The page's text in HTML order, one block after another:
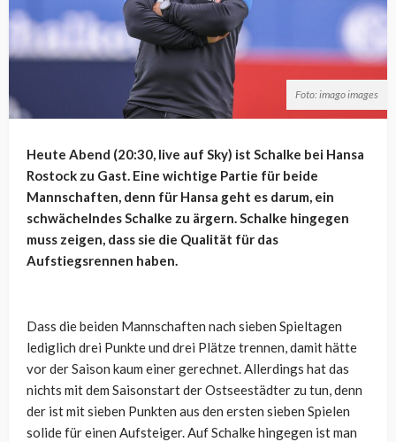
Foto: imago images
Heute Abend (20:30, live auf Sky) ist Schalke bei Hansa
Rostock zu Gast. Eine wichtige Partie für beide
Mannschaften, denn für Hansa geht es darum, ein
schwächelndes Schalke zu ärgern. Schalke hingegen
muss zeigen, dass sie die Qualität für das
Aufstiegsrennen haben.
Dass die beiden Mannschaften nach sieben Spieltagen
lediglich drei Punkte und drei Plätze trennen, damit hätte
vor der Saison kaum einer gerechnet. Allerdings hat das
nichts mit dem Saisonstart der Ostseestädter zu tun, denn
der ist mit sieben Punkten aus den ersten sieben Spielen
solide für einen Aufsteiger. Auf Schalke hingegen ist man